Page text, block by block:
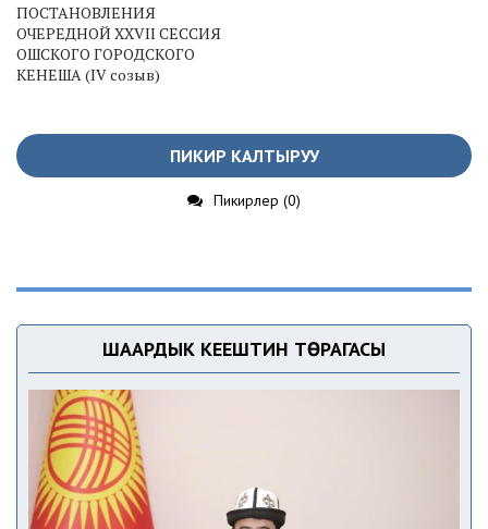
ПОСТАНОВЛЕНИЯ
ОЧЕРЕДНОЙ XXVII СЕССИЯ
ОШСКОГО ГОРОДСКОГО
КЕНЕША (IV созыв)
ПИКИР КАЛТЫРУУ
Пикирлер (0)
ШААРДЫК КЕҢЕШТИН ТӨРАГАСЫ